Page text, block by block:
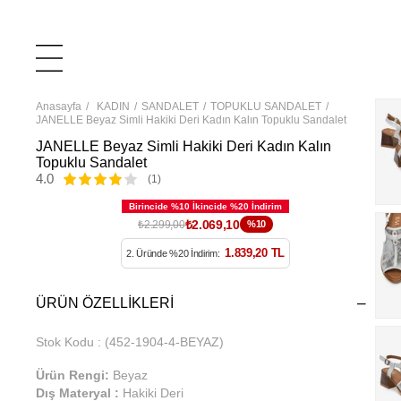
Anasayfa KADIN SANDALET
TOPUKLU SANDALET
JANELLE Beyaz Simli Hakiki Deri Kadın Kalın Topuklu Sandalet
JANELLE Beyaz Simli Hakiki Deri Kadın Kalın
Topuklu Sandalet
4.0
(1)
₺2.299,00₺2.069,10 %10
2. Üründe %20 İndirim: 1.839,20 TL
ÜRÜN ÖZELLIKLERI
Stok Kodu (452-1904-4-BEYAZ)
Ürün Rengi: Beyaz
Dış Materyal : Hakiki Deri